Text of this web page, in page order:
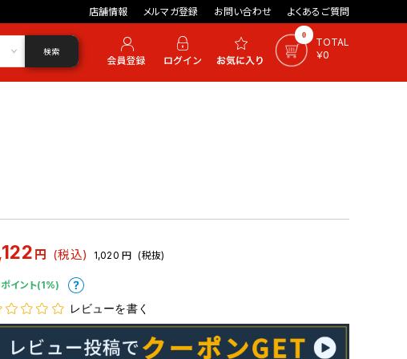
店舗情報 メルマガ登録 お問い合わせ よくあるご質問
0
TOTAL
￥0
検索
円 (税込) 1,020 円 (税抜)
イント(1%)
レビューを書く